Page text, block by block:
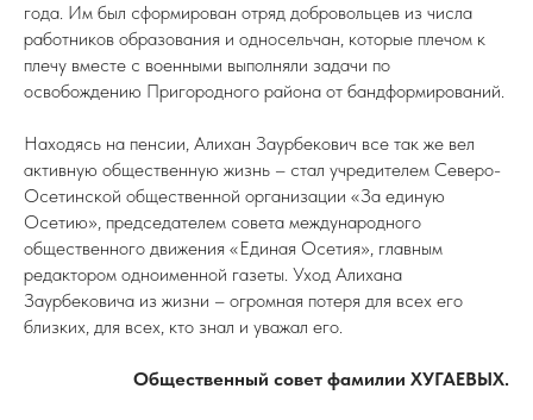
года. Им был сформирован отряд добровольцев из числа
работников образования и односельчан, которые плечом к
плечу вместе с военными выполняли задачи по
освобождению Пригородного района от бандформирований.
Находясь на пенсии, Алихан Заурбекович все так же вел
активную общественную жизнь – стал учредителем Северо-
Осетинской общественной организации «За единую
Осетию», председателем совета международного
общественного движения «Единая Осетия», главным
редактором одноименной газеты. Уход Алихана
Заурбековича из жизни – огромная потеря для всех его
близких, для всех, кто знал и уважал его.
Общественный совет фамилии ХУГАЕВЫХ.